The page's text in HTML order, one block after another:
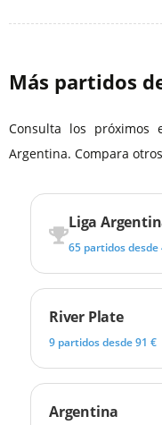
Más partidos
Consulta los próximos
Argentina. Compara
Liga
65 partidos desde
River Plate
9 partidos desde 91 €
Argentina